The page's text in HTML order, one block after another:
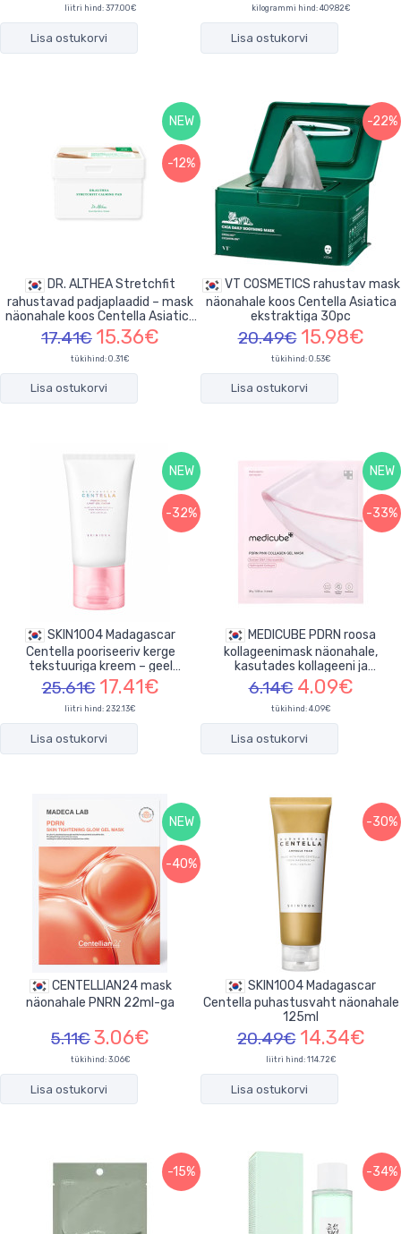
liitri hind: 377.00€
Lisa ostukorvi
kilogrammi hind: 409.82€
Lisa ostukorvi
NEW
-12%
rahustavad padjaplaadid – mask
näonahale koos Centella Asiatica
50pcs
17.41€ 15.36€
tükihind: 0.31€
Lisa ostukorvi
-22%
näonahale koos Centella Asiatica
ekstraktiga 30pc
20.49€ 15.98€
tükihind: 0.53€
Lisa ostukorvi
NEW
-32%
Centella pooriseeriv kerge
tekstuuriga kreem – geel
näonahale 75ml
25.61€ 17.41€
liitri hind: 232.13€
Lisa ostukorvi
NEW
-33%
kollageenimask näonahale,
kasutades kollageeni ja
niatsiinamiidi 28g
6.14€ 4.09€
tükihind: 4.09€
Lisa ostukorvi
NEW
-40%
näonahale PNRN 22ml-ga
5.11€3.06€
tükihind: 3.06€
Lisa ostukorvi
-30%
Centella puhastusvaht näonahale
125ml
20.49€ 14.34€
liitri hind: 114.72€
Lisa ostukorvi
-15% -34%